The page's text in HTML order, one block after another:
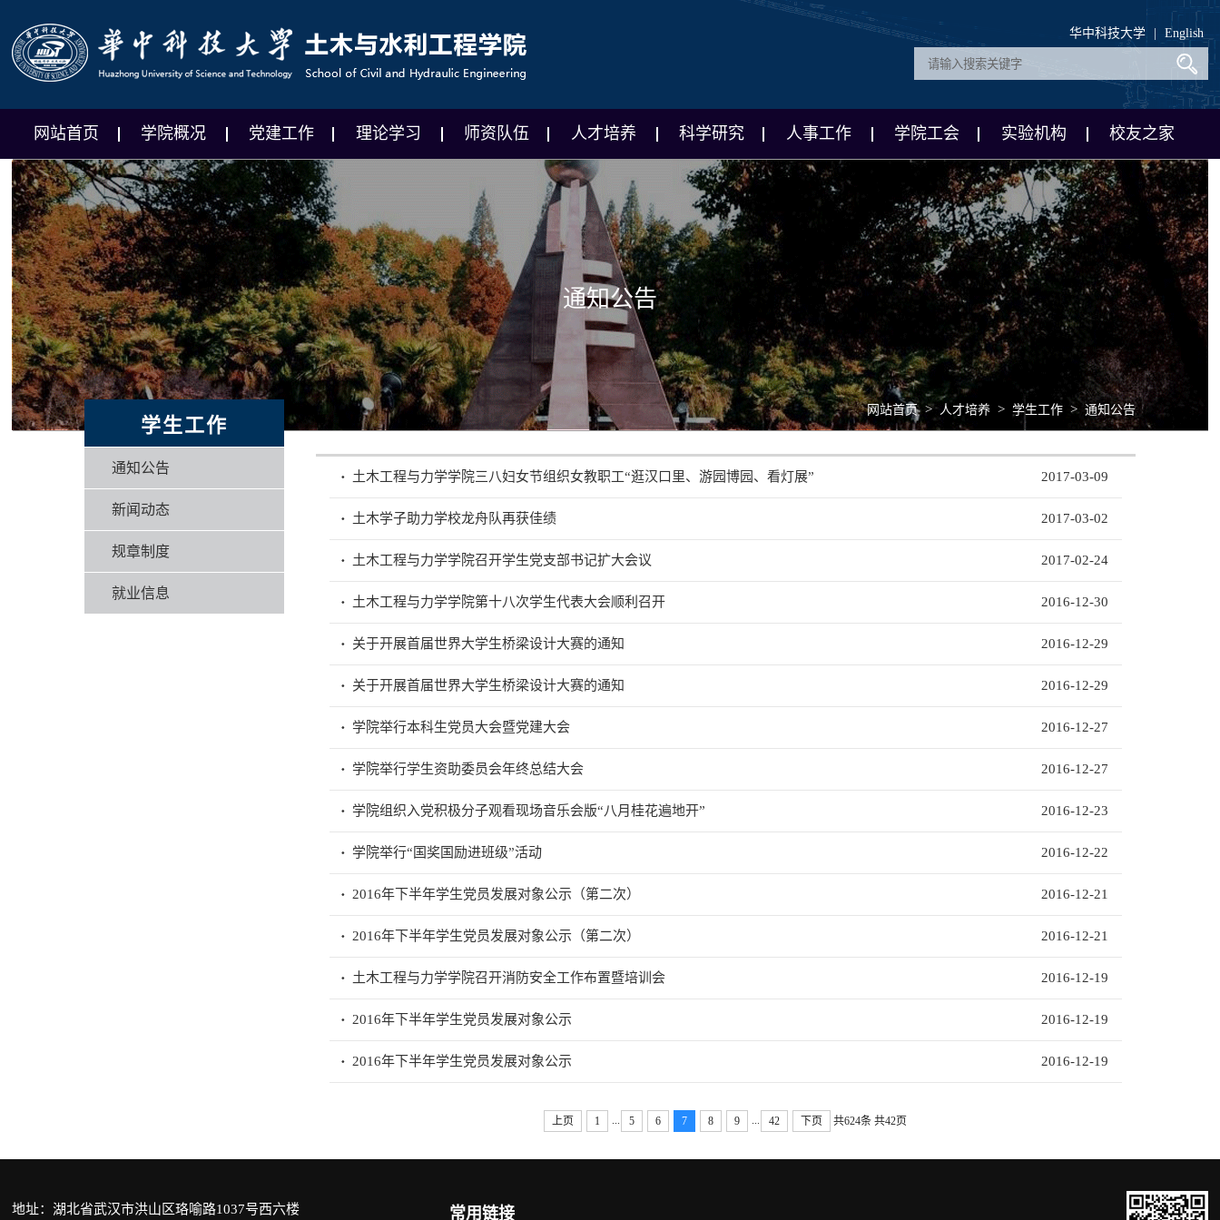
华中科技大学 English
网站首页 学院概况 党建工作 理论学习 师资队伍 人才培养 科学研究 人事工作 学院工会 实验机构 校友之家
通知公告
学生工作
通知公告
新闻动态
规章制度
就业信息
网站首页 > 人才培养 > 学生工作 > 通知公告
土木工程与力学学院三八妇女节组织女教职工“逛汉口里、游园博园、看灯展” 2017-03-09
土木学子助力学校龙舟队再获佳绩 2017-03-02
土木工程与力学学院召开学生党支部书记扩大会议 2017-02-24
土木工程与力学学院第十八次学生代表大会顺利召开 2016-12-30
关于开展首届世界大学生桥梁设计大赛的通知 2016-12-29
关于开展首届世界大学生桥梁设计大赛的通知 2016-12-29
学院举行本科生党员大会暨党建大会 2016-12-27
学院举行学生资助委员会年终总结大会 2016-12-27
学院组织入党积极分子观看现场音乐会版“八月桂花遍地开” 2016-12-23
学院举行“国奖国励进班级”活动 2016-12-22
2016年下半年学生党员发展对象公示（第二次） 2016-12-21
2016年下半年学生党员发展对象公示（第二次） 2016-12-21
土木工程与力学学院召开消防安全工作布置暨培训会 2016-12-19
2016年下半年学生党员发展对象公示 2016-12-19
2016年下半年学生党员发展对象公示 2016-12-19
上页 1 5 6 7 8 9 42 下页 共624条 共42页
地址：湖北省武汉市洪山区珞喻路1037号西六楼 常用链接